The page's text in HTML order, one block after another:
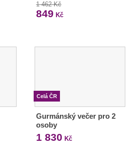
1 462 Kč
849 Kč
Celá ČR
Gurmánský večer pro 2
osoby
1 830 Kč